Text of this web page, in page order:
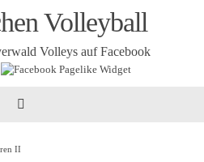
Volleyball
Volleys auf Facebook
II